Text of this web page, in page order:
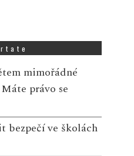
mimořádné
právo se
bezpečí ve školách